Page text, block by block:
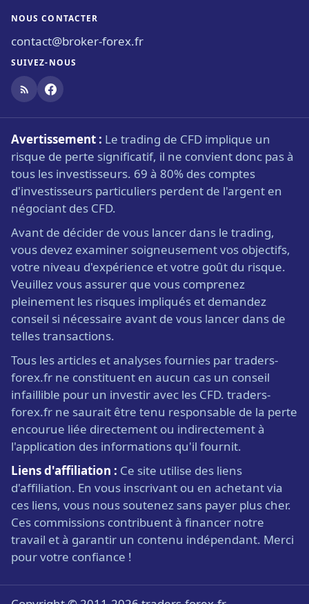
NOUS CONTACTER
contact@broker-forex.fr
SUIVEZ-NOUS
Avertissement : Le trading de CFD implique un
risque de perte significatif, il ne convient donc pas à
tous les investisseurs. 69 à 80% des comptes
d'investisseurs particuliers perdent de l'argent en
négociant des CFD.
Avant de décider de vous lancer dans le trading,
vous devez examiner soigneusement vos objectifs,
votre niveau d'expérience et votre goût du risque.
Veuillez vous assurer que vous comprenez
pleinement les risques impliqués et demandez
conseil si nécessaire avant de vous lancer dans de
telles transactions.
Tous les articles et analyses fournies par traders-
forex.fr ne constituent en aucun cas un conseil
infaillible pour un investir avec les CFD. traders-
forex.fr ne saurait être tenu responsable de la perte
encourue liée directement ou indirectement à
l'application des informations qu'il fournit.
Liens d'affiliation : Ce site utilise des liens
d'affiliation. En vous inscrivant ou en achetant via
ces liens, vous nous soutenez sans payer plus cher.
Ces commissions contribuent à financer notre
travail et à garantir un contenu indépendant. Merci
pour votre confiance !